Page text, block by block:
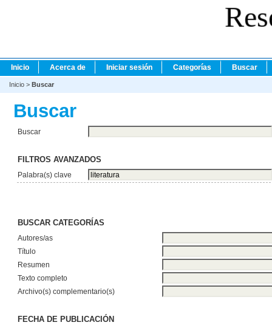
Inicio Acerca de Iniciar sesión Categorías Buscar
Inicio > Buscar
Buscar
Buscar
FILTROS AVANZADOS
Palabra(s) clave
BUSCAR CATEGORÍAS
Autores/as
Título
Resumen
Texto completo
Archivo(s) complementario(s)
FECHA DE PUBLICACIÓN